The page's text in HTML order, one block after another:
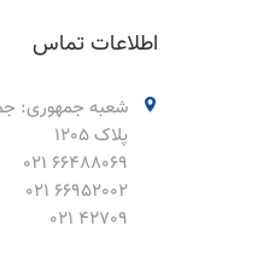
اطلاعات تماس
شعبه جمهوری:
پلاک 1205
66488069 021
66952002 021
42709 021